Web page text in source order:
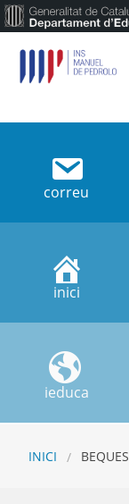
correu
inici
ieduca
INICI BEQUES